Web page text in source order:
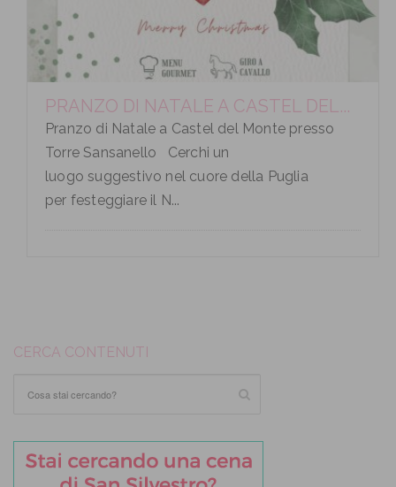
PRANZO DI NATALE A CASTEL DEL...
Pranzo di Natale a Castel del Monte presso
Torre Sansanello Cerchi un
luogo suggestivo nel cuore della Puglia
per festeggiare il N...
CERCA CONTENUTI